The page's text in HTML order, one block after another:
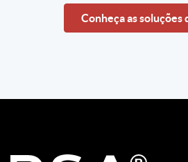
Conheça as soluções